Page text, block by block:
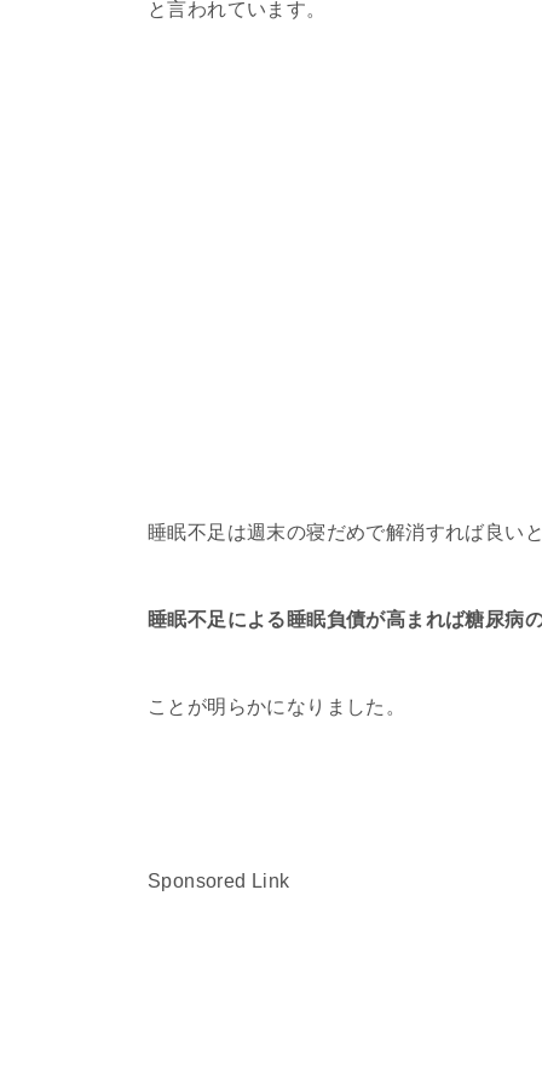
と言われています。
睡眠不足は週末の寝だめで解消すれば良い
睡眠不足による睡眠負債が高まれば糖尿病
ことが明らかになりました。
Sponsored Link